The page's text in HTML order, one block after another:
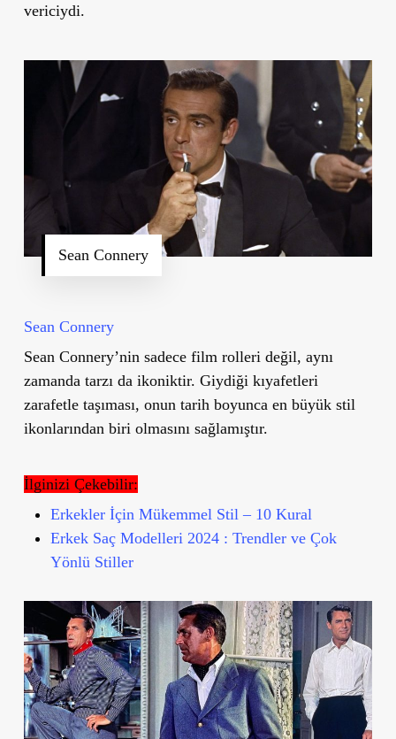
vericiydi.
Sean Connery
Sean Connery
Sean Connery’nin sadece film rolleri değil, aynı
zamanda tarzı da ikoniktir. Giydiği kıyafetleri
zarafetle taşıması, onun tarih boyunca en büyük stil
ikonlarından biri olmasını sağlamıştır.
İlginizi Çekebilir:
Erkekler İçin Mükemmel Stil – 10 Kural
Erkek Saç Modelleri 2024 : Trendler ve Çok
Yönlü Stiller